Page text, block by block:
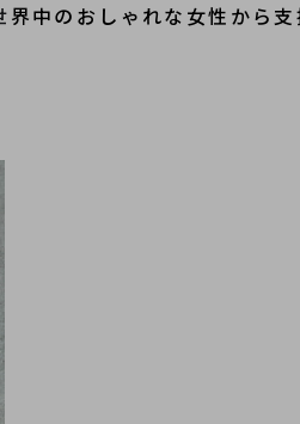
界中のおしゃれな女性から